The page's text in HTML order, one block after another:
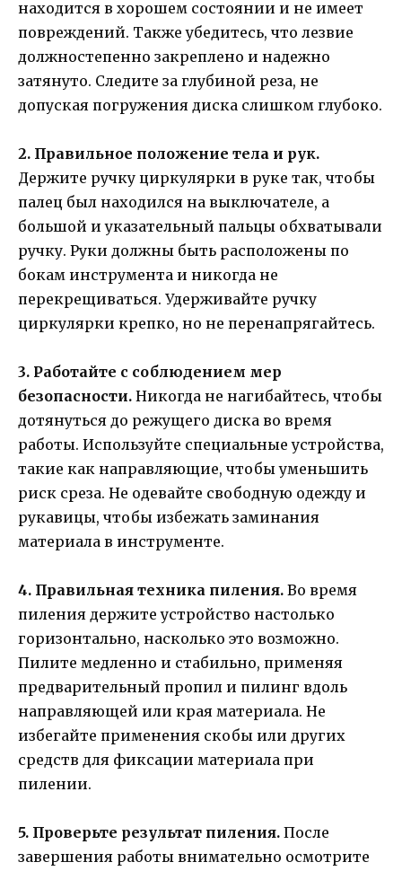
находится в хорошем состоянии и не имеет
повреждений. Также убедитесь, что лезвие
должностепенно закреплено и надежно
затянуто. Следите за глубиной реза, не
допуская погружения диска слишком глубоко.
2. Правильное положение тела и рук.
Держите ручку циркулярки в руке так, чтобы
палец был находился на выключателе, а
большой и указательный пальцы обхватывали
ручку. Руки должны быть расположены по
бокам инструмента и никогда не
перекрещиваться. Удерживайте ручку
циркулярки крепко, но не перенапрягайтесь.
3. Работайте с соблюдением мер
безопасности. Никогда не нагибайтесь, чтобы
дотянуться до режущего диска во время
работы. Используйте специальные устройства,
такие как направляющие, чтобы уменьшить
риск среза. Не одевайте свободную одежду и
рукавицы, чтобы избежать заминания
материала в инструменте.
4. Правильная техника пиления. Во время
пиления держите устройство настолько
горизонтально, насколько это возможно.
Пилите медленно и стабильно, применяя
предварительный пропил и пилинг вдоль
направляющей или края материала. Не
избегайте применения скобы или других
средств для фиксации материала при
пилении.
5. Проверьте результат пиления. После
завершения работы внимательно осмотрите